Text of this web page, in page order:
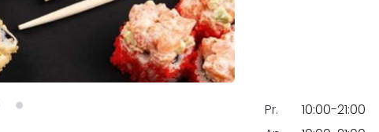
Pr.
10:00-21:00